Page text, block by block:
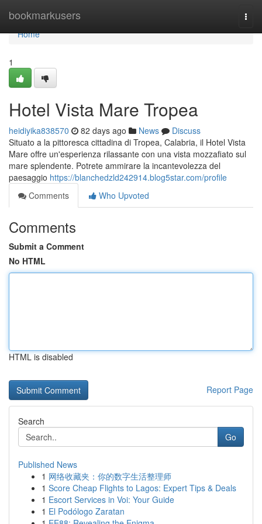
bookmarkusers
Home
Home
1
Hotel Vista Mare Tropea
heidiyika838570 82 days ago News
Discuss
Situato a la pittoresca cittadina di Tropea, Calabria, il Hotel Vista
Mare offre un'esperienza rilassante con una vista mozzafiato sul
mare splendente. Potrete ammirare la incantevolezza del
paesaggio https://blanchedzld242914.blog5star.com/profile
Comments
Who Upvoted
Comments
Submit a Comment
No HTML
HTML is disabled
Report Page
Search
Go
Published News
1 网络收藏夹：你的数字生活整理师
1 Score Cheap Flights to Lagos: Expert Tips & Deals
1 Escort Services in Voi: Your Guide
1 El Podólogo Zaratan